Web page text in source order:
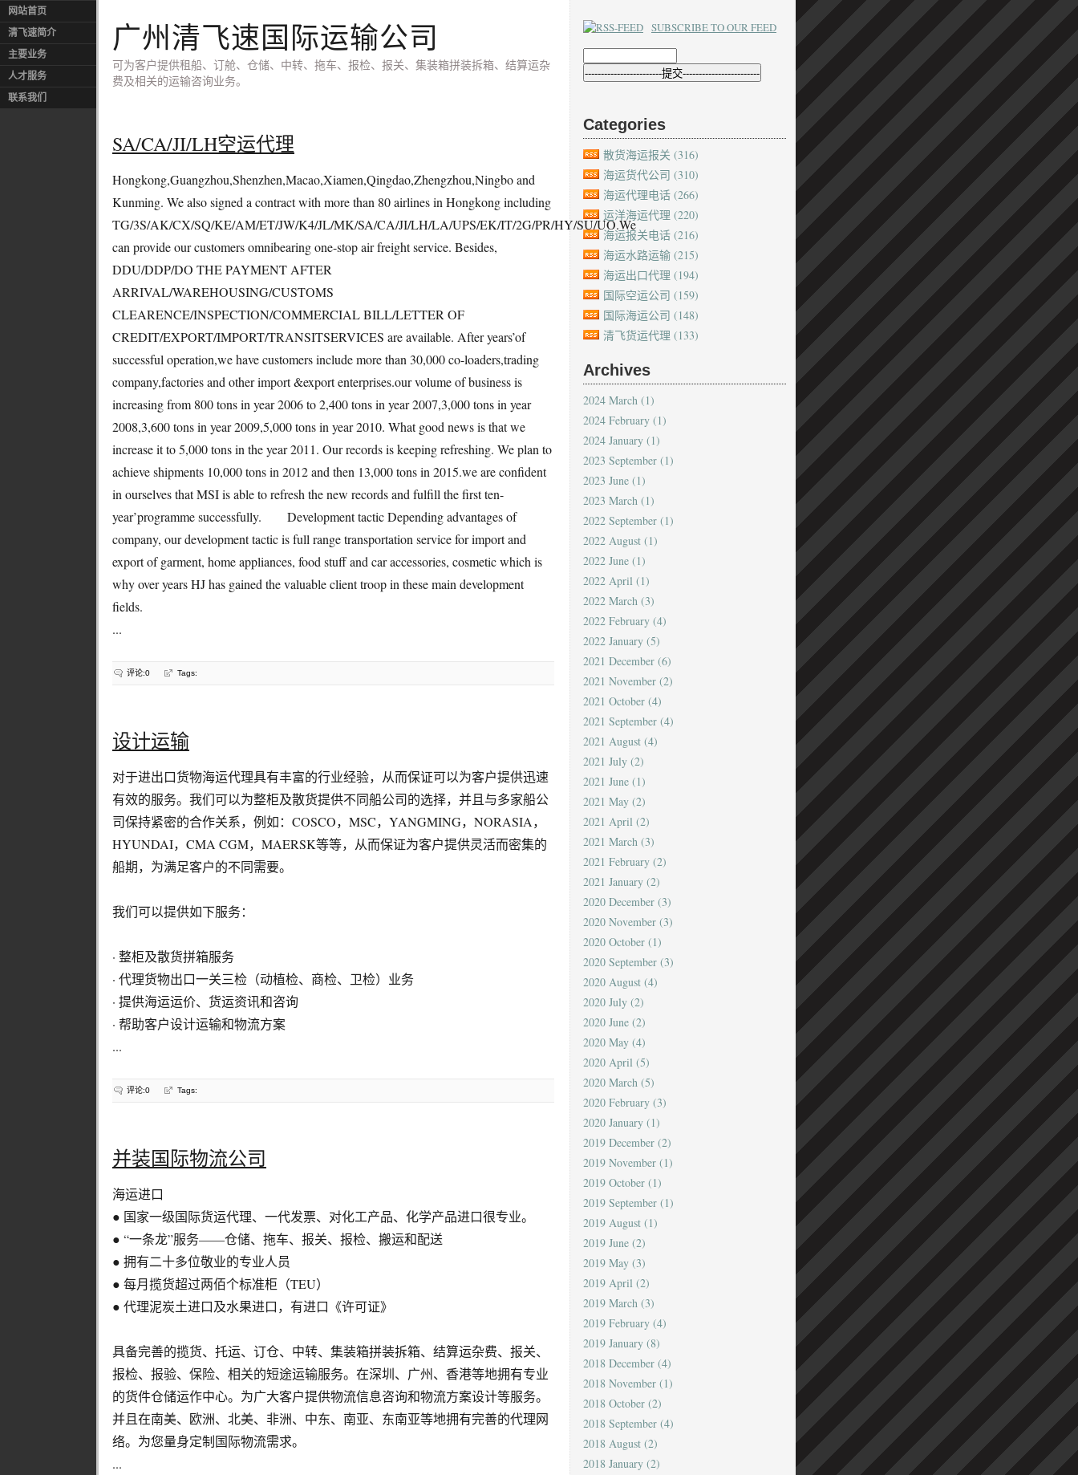
网站首页
清飞速简介
主要业务
人才服务
联系我们
广州清飞速国际运输公司
可为客户提供租船、订舱、仓储、中转、拖车、报检、报关、集装箱拼装拆箱、结算运杂
费及相关的运输咨询业务。
SA/CA/JI/LH空运代理
Hongkong,Guangzhou,Shenzhen,Macao,Xiamen,Qingdao,Zhengzhou,Ningbo and
Kunming. We also signed a contract with more than 80 airlines in Hongkong including
TG/3S/AK/CX/SQ/KE/AM/ET/JW/K4/JL/MK/SA/CA/JI/LH/LA/UPS/EK/IT/2G/PR/HY/SU/UO.We
can provide our customers omnibearing one-stop air freight service. Besides,
DDU/DDP/DO THE PAYMENT AFTER
ARRIVAL/WAREHOUSING/CUSTOMS
CLEARENCE/INSPECTION/COMMERCIAL BILL/LETTER OF
CREDIT/EXPORT/IMPORT/TRANSITSERVICES are available. After years’of
successful operation,we have customers include more than 30,000 co-loaders,trading
company,factories and other import &export enterprises.our volume of business is
increasing from 800 tons in year 2006 to 2,400 tons in year 2007,3,000 tons in year
2008,3,600 tons in year 2009,5,000 tons in year 2010. What good news is that we
increase it to 5,000 tons in the year 2011. Our records is keeping refreshing. We plan to
achieve shipments 10,000 tons in 2012 and then 13,000 tons in 2015.we are confident
in ourselves that MSI is able to refresh the new records and fulfill the first ten-
year’programme successfully. Development tactic Depending advantages of
company, our development tactic is full range transportation service for import and
export of garment, home appliances, food stuff and car accessories, cosmetic which is
why over years HJ has gained the valuable client troop in these main development
fields.
...
评论:0 Tags:
设计运输
对于进出口货物海运代理具有丰富的行业经验，从而保证可以为客户提供迅速
有效的服务。我们可以为整柜及散货提供不同船公司的选择，并且与多家船公
司保持紧密的合作关系，例如：COSCO，MSC，YANGMING，NORASIA，
HYUNDAI，CMA CGM，MAERSK等等，从而保证为客户提供灵活而密集的
船期，为满足客户的不同需要。
我们可以提供如下服务：
· 整柜及散货拼箱服务
· 代理货物出口一关三检（动植检、商检、卫检）业务
· 提供海运运价、货运资讯和咨询
· 帮助客户设计运输和物流方案
...
评论:0 Tags:
并装国际物流公司
海运进口
● 国家一级国际货运代理、一代发票、对化工产品、化学产品进口很专业。
● “一条龙”服务——仓储、拖车、报关、报检、搬运和配送
● 拥有二十多位敬业的专业人员
● 每月揽货超过两佰个标准柜（TEU）
● 代理泥炭土进口及水果进口，有进口《许可证》
具备完善的揽货、托运、订仓、中转、集装箱拼装拆箱、结算运杂费、报关、
报检、报验、保险、相关的短途运输服务。在深圳、广州、香港等地拥有专业
的货件仓储运作中心。为广大客户提供物流信息咨询和物流方案设计等服务。
并且在南美、欧洲、北美、非洲、中东、南亚、东南亚等地拥有完善的代理网
络。为您量身定制国际物流需求。
...
SUBSCRIBE TO OUR FEED
Categories
散货海运报关 (316)
海运货代公司 (310)
海运代理电话 (266)
运洋海运代理 (220)
海运报关电话 (216)
海运水路运输 (215)
海运出口代理 (194)
国际空运公司 (159)
国际海运公司 (148)
清飞货运代理 (133)
Archives
2024 March (1)
2024 February (1)
2024 January (1)
2023 September (1)
2023 June (1)
2023 March (1)
2022 September (1)
2022 August (1)
2022 June (1)
2022 April (1)
2022 March (3)
2022 February (4)
2022 January (5)
2021 December (6)
2021 November (2)
2021 October (4)
2021 September (4)
2021 August (4)
2021 July (2)
2021 June (1)
2021 May (2)
2021 April (2)
2021 March (3)
2021 February (2)
2021 January (2)
2020 December (3)
2020 November (3)
2020 October (1)
2020 September (3)
2020 August (4)
2020 July (2)
2020 June (2)
2020 May (4)
2020 April (5)
2020 March (5)
2020 February (3)
2020 January (1)
2019 December (2)
2019 November (1)
2019 October (1)
2019 September (1)
2019 August (1)
2019 June (2)
2019 May (3)
2019 April (2)
2019 March (3)
2019 February (4)
2019 January (8)
2018 December (4)
2018 November (1)
2018 October (2)
2018 September (4)
2018 August (2)
2018 January (2)